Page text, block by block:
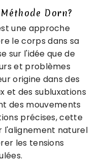
Dorn?
une approche
le corps dans sa
sur l'idée que de
et problèmes
origine dans des
et des subluxations
des mouvements
précises, cette
l'alignement naturel
les tensions